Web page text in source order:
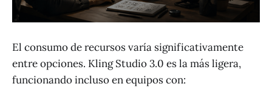
El consumo de recursos varía significativamente
entre opciones. Kling Studio 3.0 es la más ligera,
funcionando incluso en equipos con: